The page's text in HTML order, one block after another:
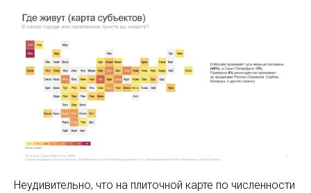
Неудивительно, что на плиточной карте по численности